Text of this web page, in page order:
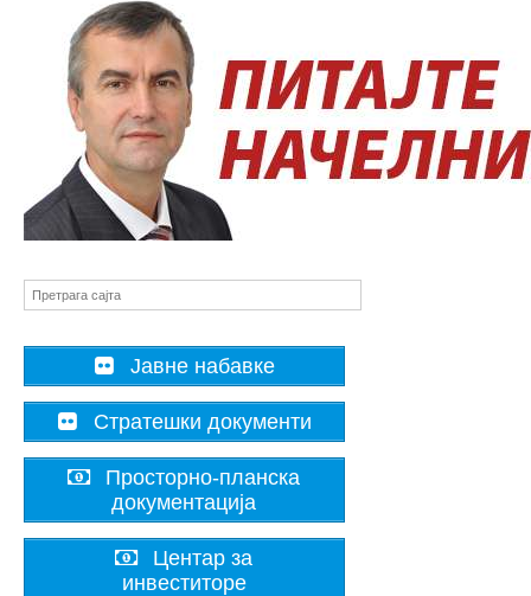
Јавне набавке
Стратешки документи
Просторно-планска
документација
Центар за
инвеститоре